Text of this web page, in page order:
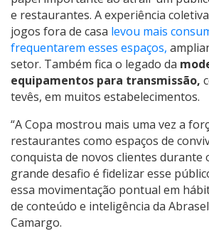
e restaurantes. A experiência
jogos fora de casa levou mais
frequentarem esses espaços,
setor. Também fica o legado da
equipamentos para transmissão,
tevês, em muitos estabelecimentos.
“A Copa mostrou mais uma vez a
restaurantes como espaços de
conquista de novos clientes durante
grande desafio é fidelizar esse
essa movimentação pontual em
de conteúdo e inteligência da
Camargo.